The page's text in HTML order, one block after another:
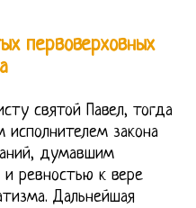
первоверховных
святой Павел, тогда
закона
думавшим
и ревностью к вере
Дальнейшая